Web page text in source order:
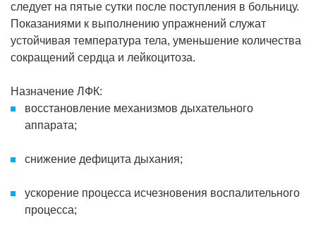
следует на пятые сутки после поступления в больницу.
Показаниями к выполнению упражнений служат
устойчивая температура тела, уменьшение количества
сокращений сердца и лейкоцитоза.
Назначение ЛФК:
восстановление механизмов дыхательного
аппарата;
снижение дефицита дыхания;
ускорение процесса исчезновения воспалительного
процесса;